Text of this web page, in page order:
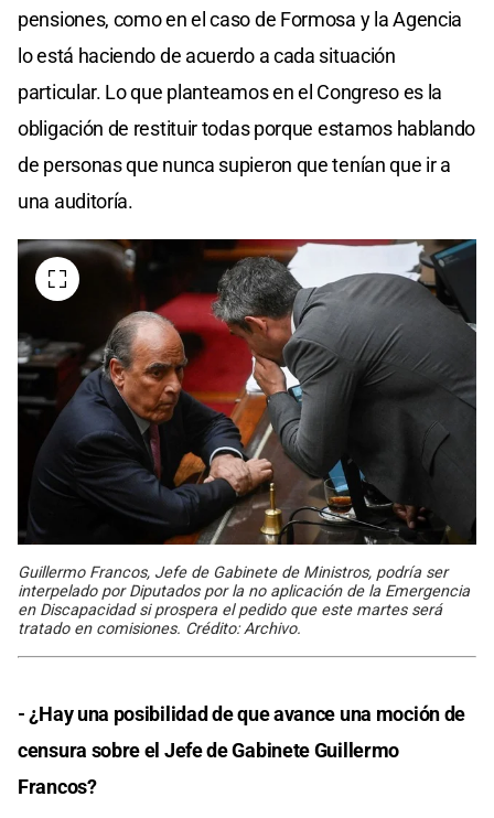
pensiones, como en el caso de Formosa y la Agencia
lo está haciendo de acuerdo a cada situación
particular. Lo que planteamos en el Congreso es la
obligación de restituir todas porque estamos hablando
de personas que nunca supieron que tenían que ir a
una auditoría.
Guillermo Francos, Jefe de Gabinete de Ministros, podría ser
interpelado por Diputados por la no aplicación de la Emergencia
en Discapacidad si prospera el pedido que este martes será
tratado en comisiones. Crédito: Archivo.
- ¿Hay una posibilidad de que avance una moción de
censura sobre el Jefe de Gabinete Guillermo
Francos?